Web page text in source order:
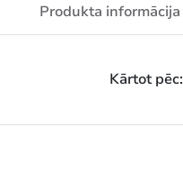
Produkta informācija
Kārtot pēc: